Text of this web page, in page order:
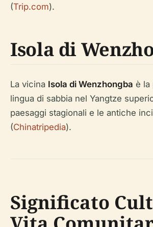
(Trip.com).
Isola di
La vicina Isola di Wenzhongba è la
lingua di sabbia nel Yangtze
paesaggi stagionali e le antiche
(Chinatripedia).
Significato